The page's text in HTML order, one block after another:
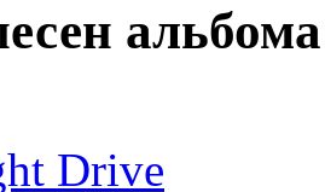
Drive